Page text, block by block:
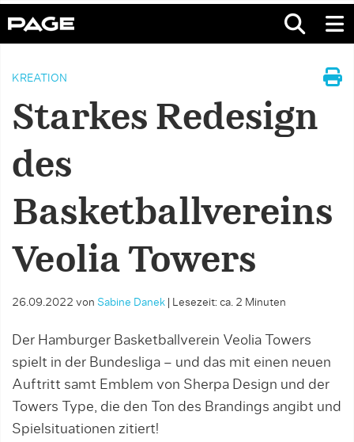
KREATION
Starkes Redesign
des
Basketballvereins
Veolia Towers
26.09.2022 von Sabine Danek Lesezeit: ca. 2 Minuten
Der Hamburger Basketballverein Veolia Towers
spielt in der Bundesliga – und das mit einen neuen
Auftritt samt Emblem von Sherpa Design und der
Towers Type, die den Ton des Brandings angibt und
Spielsituationen zitiert!